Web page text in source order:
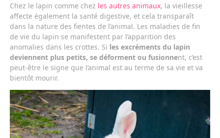
Chez le lapin comme chez les autres animaux, la vieillesse
affecte également la santé digestive, et cela transparaît
dans la nature des fientes de l’animal. Les maladies de fin
de vie du lapin se manifestent par l’apparition des
anomalies dans les crottes. Si les excréments du lapin
deviennent plus petits, se déforment ou fusionnent, c’est
peut-être le signe que l’animal est au terme de sa vie et va
bientôt mourir.